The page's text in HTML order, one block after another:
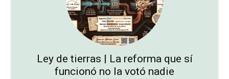
Ley de tierras | La reforma que sí
funcionó no la votó nadie